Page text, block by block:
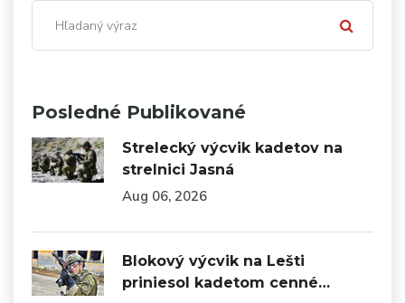
Posledné Publikované
Strelecký výcvik kadetov na
strelnici Jasná
Aug 06, 2026
Blokový výcvik na Lešti
priniesol kadetom cenné…